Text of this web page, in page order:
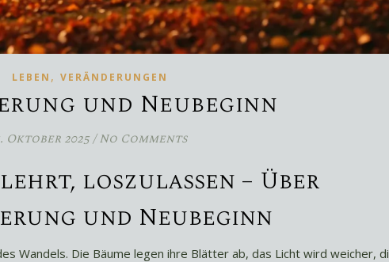
LEBEN , VERÄNDERUNGEN
und Neubeginn
Oktober 2025/ No Comments
loszulassen – Über
und Neubeginn
Wandels. Die Bäume legen ihre Blätter ab, das Licht wird weicher,